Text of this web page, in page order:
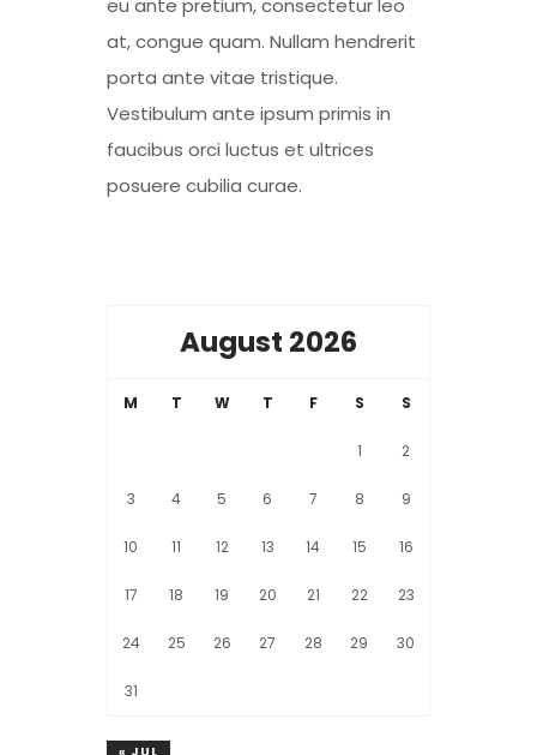
eu ante pretium, consectetur leo
at, congue quam. Nullam hendrerit
porta ante vitae tristique.
Vestibulum ante ipsum primis in
faucibus orci luctus et ultrices
posuere cubilia curae.
August 2026
M T W T F S S
1 2
3 4 5 6 7 8 9
10 11 12 13 14 15 16
17 18 19 20 21 22 23
24 25 26 27 28 29 30
31